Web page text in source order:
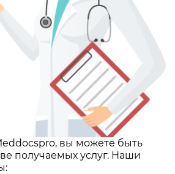
вы можете быть
получаемых услуг. Наши